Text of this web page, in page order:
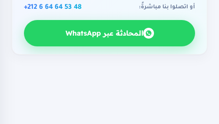
أو اتصلوا بنا مباشرةً: +212 6 64 64 53 48
المحادثة عبر WhatsApp